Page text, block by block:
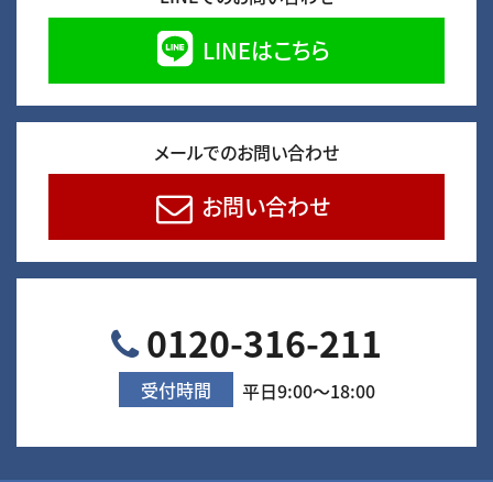
LINEはこちら
メールでのお問い合わせ
お問い合わせ
0120-316-211
受付時間 平日9:00～18:00